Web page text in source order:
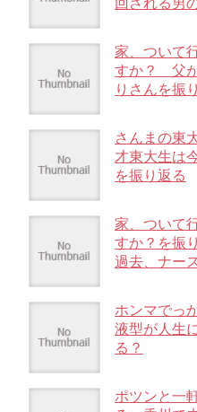
回される男
家、ついて
すか？ 父
りさんを振
さんまの東
才東大生は
を振り返る
家、ついて
すか？を振
過去、ナー
ホンマでっ
液型が人生
る？
ポツンと一